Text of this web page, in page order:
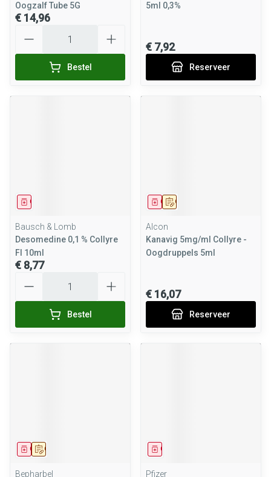
Oogzalf Tube 5G
€ 14,96
Bestel
5ml 0,3%
€ 7,92
Reserveer
Geneesmiddel
Bausch & Lomb
Desomedine 0,1 % Collyre
Fl 10ml
€ 8,77
Bestel
Op voorschrift
Geneesmiddel
Alcon
Kanavig 5mg/ml Collyre -
Oogdruppels 5ml
€ 16,07
Reserveer
Op voorschrift
Geneesmiddel
Bepharbel
Geneesmiddel
Pfizer